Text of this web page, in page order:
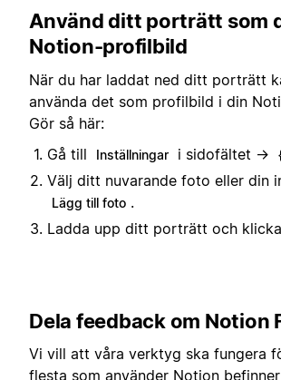
Använd ditt porträtt som
Notion-profilbild
När du har laddat ned ditt porträtt
använda det som profilbild i din
Gör så här:
Gå till
Inställningar i sidofältet →
Välj ditt nuvarande foto eller din
Lägg till foto .
Ladda upp ditt porträtt och
Dela feedback om Notion
Vi vill att våra verktyg ska fungera
flesta som använder Notion